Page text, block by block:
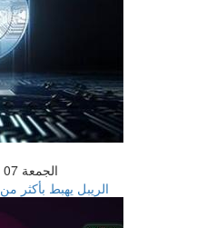
الجمعة 07 أغسطس 2026 01:44 صباحاً
الريبل يهبط بأكثر من 3% مع استمرار الضغوط البيعية